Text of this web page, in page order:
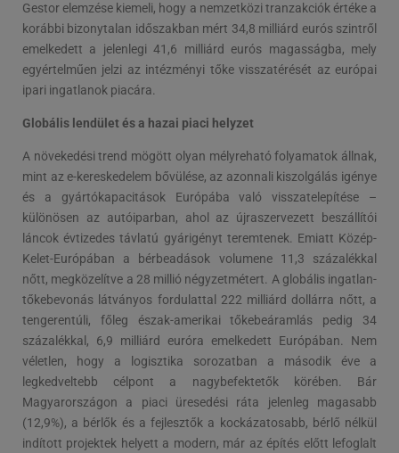
Gestor elemzése kiemeli, hogy a nemzetközi tranzakciók értéke a
korábbi bizonytalan időszakban mért 34,8 milliárd eurós szintről
emelkedett a jelenlegi 41,6 milliárd eurós magasságba, mely
egyértelműen jelzi az intézményi tőke visszatérését az európai
ipari ingatlanok piacára.
Globális lendület és a hazai piaci helyzet
A növekedési trend mögött olyan mélyreható folyamatok állnak,
mint az e-kereskedelem bővülése, az azonnali kiszolgálás igénye
és a gyártókapacitások Európába való visszatelepítése –
különösen az autóiparban, ahol az újraszervezett beszállítói
láncok évtizedes távlatú gyárigényt teremtenek. Emiatt Közép-
Kelet-Európában a bérbeadások volumene 11,3 százalékkal
nőtt, megközelítve a 28 millió négyzetmétert. A globális ingatlan-
tőkebevonás látványos fordulattal 222 milliárd dollárra nőtt, a
tengerentúli, főleg észak-amerikai tőkebeáramlás pedig 34
százalékkal, 6,9 milliárd euróra emelkedett Európában. Nem
véletlen, hogy a logisztika sorozatban a második éve a
legkedveltebb célpont a nagybefektetők körében. Bár
Magyarországon a piaci üresedési ráta jelenleg magasabb
(12,9%), a bérlők és a fejlesztők a kockázatosabb, bérlő nélkül
indított projektek helyett a modern, már az építés előtt lefoglalt